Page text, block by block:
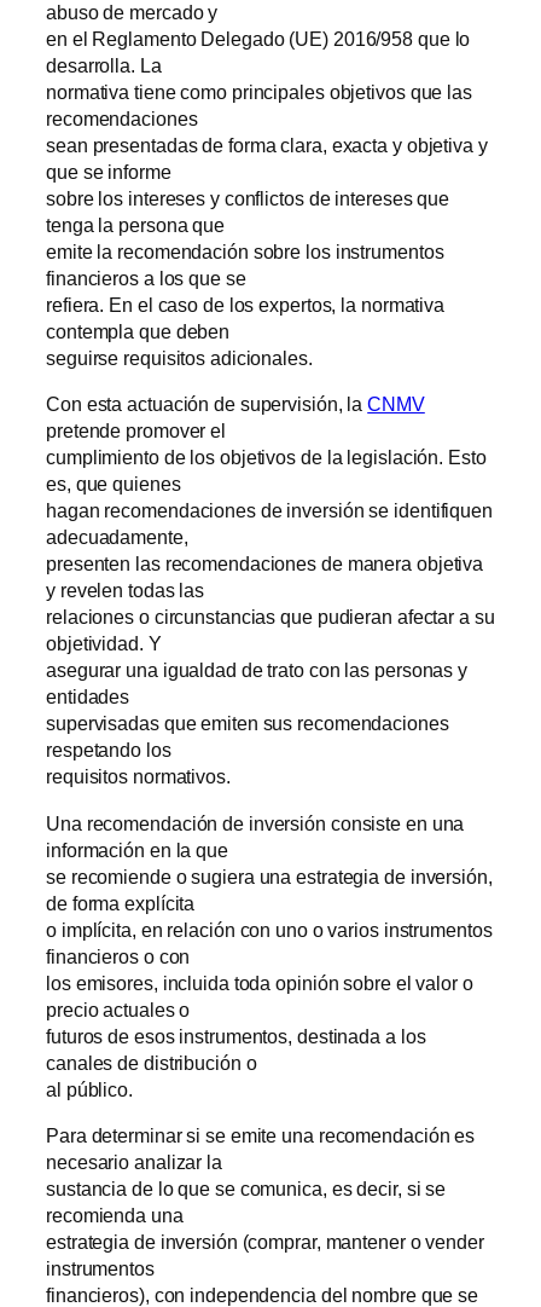
abuso de mercado y
en el Reglamento Delegado (UE) 2016/958 que lo
desarrolla. La
normativa tiene como principales objetivos que las
recomendaciones
sean presentadas de forma clara, exacta y objetiva y
que se informe
sobre los intereses y conflictos de intereses que
tenga la persona que
emite la recomendación sobre los instrumentos
financieros a los que se
refiera. En el caso de los expertos, la normativa
contempla que deben
seguirse requisitos adicionales.
Con esta actuación de supervisión, laCNMV
pretende promover el
cumplimiento de los objetivos de la legislación. Esto
es, que quienes
hagan recomendaciones de inversión se identifiquen
adecuadamente,
presenten las recomendaciones de manera objetiva
y revelen todas las
relaciones o circunstancias que pudieran afectar a su
objetividad. Y
asegurar una igualdad de trato con las personas y
entidades
supervisadas que emiten sus recomendaciones
respetando los
requisitos normativos.
Una recomendación de inversión consiste en una
información en la que
se recomiende o sugiera una estrategia de inversión,
de forma explícita
o implícita, en relación con uno o varios instrumentos
financieros o con
los emisores, incluida toda opinión sobre el valor o
precio actuales o
futuros de esos instrumentos, destinada a los
canales de distribución o
al público.
Para determinar si se emite una recomendación es
necesario analizar la
sustancia de lo que se comunica, es decir, si se
recomienda una
estrategia de inversión (comprar, mantener o vender
instrumentos
financieros), con independencia del nombre que se